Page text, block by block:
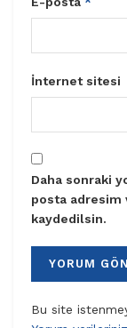
İnternet sitesi
Daha sonraki
posta adresim
kaydedilsin.
Bu site